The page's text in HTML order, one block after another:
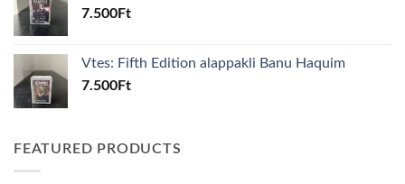
7.500Ft
Vtes: Fifth Edition alappakli Banu Haquim
7.500Ft
FEATURED PRODUCTS